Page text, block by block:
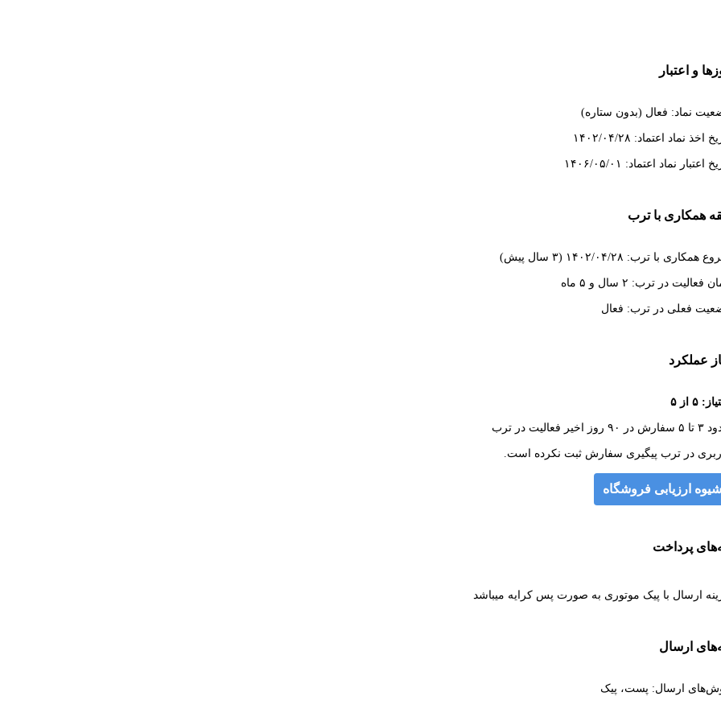
و اعتبار
نماد: فعال (بدون ستاره)
اخذ نماد اعتماد: ۱۴۰۲/۰۴/۲۸
اعتبار نماد اعتماد: ۱۴۰۶/۰۵/۰۱
همکاری با ترب
همکاری با ترب: ۱۴۰۲/۰۴/۲۸ (۳ سال پیش)
فعالیت در ترب: ۲ سال و ۵ ماه
فعلی در ترب: فعال
عملکرد
۵ از ۵
روز اخیر فعالیت در ترب
در ترب پیگیری سفارش ثبت نکرده است.
شیوه ارزیابی فروشگاه
پرداخت
ارسال با پیک موتوری به صورت پس کرایه میباشد
ارسال
ارسال: پست، پیک